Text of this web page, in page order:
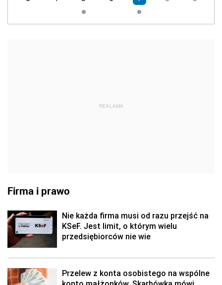
REKLAMA
Firma i prawo
Nie każda firma musi od razu przejść na
KSeF. Jest limit, o którym wielu
przedsiębiorców nie wie
Przelew z konta osobistego na wspólne